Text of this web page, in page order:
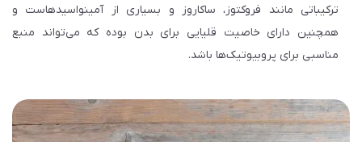
ترکیباتی مانند فروکتوز، ساکاروز و بسیاری از آمینواسید‌هاست و
همچنین دارای خاصیت قلیایی برای بدن بوده که می‌تواند منبع
مناسبی برای پروبیوتیک‌ها باشد.